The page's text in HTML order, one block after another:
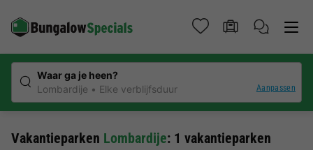
Waar ga je heen?
Lombardije
Elke verblijfsduur Aanpassen
Vakantieparken Lombardije: 1 vakantieparken